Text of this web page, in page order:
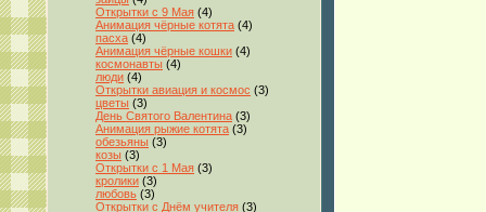
Открытки с 9 Мая (4)
Анимация чёрные котята (4)
пасха (4)
Анимация чёрные кошки (4)
космонавты (4)
люди (4)
Открытки авиация и космос (3)
цветы (3)
День Святого Валентина (3)
Анимация рыжие котята (3)
обезьяны (3)
козы (3)
Открытки с 1 Мая (3)
кролики (3)
любовь (3)
Открытки с Днём учителя (3)